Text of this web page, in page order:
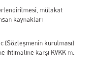
mülakat
kaynakları
(Sözleşmenin kurulması)
ihtimaline karşı KVKK m.